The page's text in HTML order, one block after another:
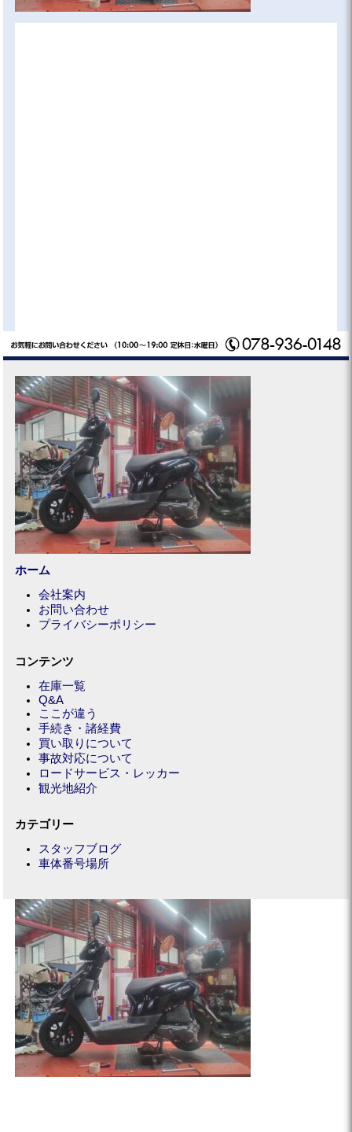
ホーム
会社案内
お問い合わせ
プライバシーポリシー
コンテンツ
在庫一覧
Q&A
ここが違う
手続き・諸経費
買い取りについて
事故対応について
ロードサービス・レッカー
観光地紹介
カテゴリー
スタッフブログ
車体番号場所